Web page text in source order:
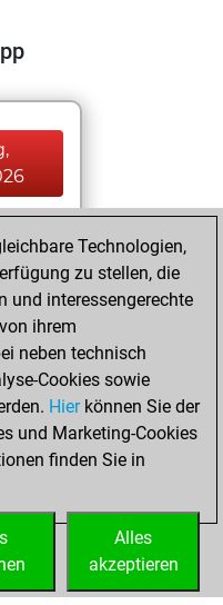
Play
in
Technologien,
zu stellen, die
und interessengerechte
ihrem
neben technisch
Cookies sowie
Hierkönnen Sie der
und Marketing-Cookies
finden Sie in
Alles
akzeptieren